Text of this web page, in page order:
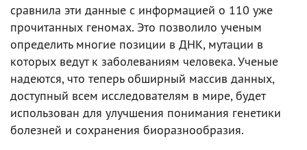
сравнила эти данные с информацией о 110 уже
прочитанных геномах. Это позволило ученым
определить многие позиции в ДНК, мутации в
которых ведут к заболеваниям человека. Ученые
надеются, что теперь обширный массив данных,
доступный всем исследователям в мире, будет
использован для улучшения понимания генетики
болезней и сохранения биоразнообразия.